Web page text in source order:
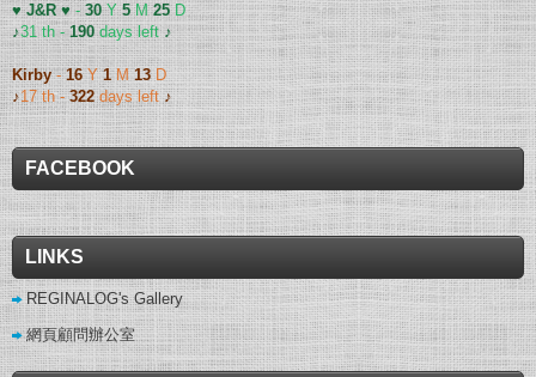
♥ J&R ♥- 30Y5M25D
♪31 th -190days left♪
Kirby-16Y1M13D
♪17 th -322days left♪
FACEBOOK
LINKS
REGINALOG's Gallery
網頁顧問辦公室